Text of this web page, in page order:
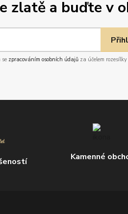
zlatě a buďte v
se zpracováním osobních údajůza účelem
Kamenné